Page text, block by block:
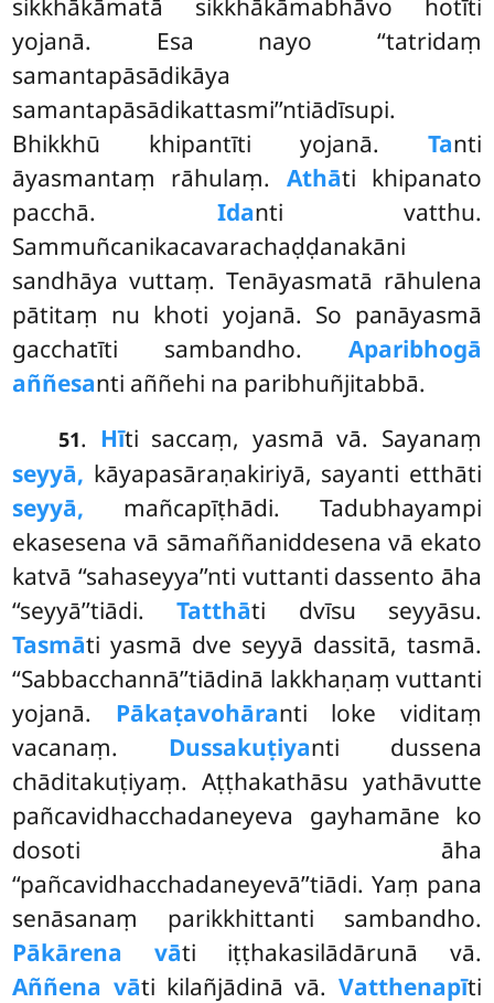
sikkhākāmatā sikkhākāmabhāvo hotīti
yojanā. Esa nayo ‘‘tatridaṃ
samantapāsādikāya
samantapāsādikattasmi’’ntiādīsupi.
Bhikkhū khipantīti yojanā. Tanti
āyasmantaṃ rāhulaṃ. Athāti khipanato
pacchā. Idanti vatthu.
Sammuñcanikacavarachaḍḍanakāni
sandhāya vuttaṃ. Tenāyasmatā rāhulena
pātitaṃ nu khoti yojanā. So panāyasmā
gacchatīti sambandho. Aparibhogā
aññesanti aññehi na paribhuñjitabbā.
51. Hīti saccaṃ, yasmā vā. Sayanaṃ
seyyā, kāyapasāraṇakiriyā, sayanti etthāti
seyyā, mañcapīṭhādi. Tadubhayampi
ekasesena vā sāmaññaniddesena vā ekato
katvā ‘‘sahaseyya’’nti vuttanti dassento āha
‘‘seyyā’’tiādi.Tatthāti dvīsu seyyāsu.
Tasmāti yasmā dve seyyā dassitā, tasmā.
‘‘Sabbacchannā’’tiādinā lakkhaṇaṃ vuttanti
yojanā. Pākaṭavohāranti loke viditaṃ
vacanaṃ. Dussakuṭiyanti dussena
chāditakuṭiyaṃ. Aṭṭhakathāsu yathāvutte
pañcavidhacchadaneyeva gayhamāne ko
dosoti āha
‘‘pañcavidhacchadaneyevā’’tiādi. Yaṃ pana
senāsanaṃ parikkhittanti sambandho.
Pākārena vāti iṭṭhakasilādārunā vā.
Aññena vāti kilañjādinā vā. Vatthenapīti